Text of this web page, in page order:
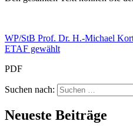
WP/StB Prof. Dr. H.-Michael
ETAF gewählt
PDF
Suchen nach:
Neueste Beiträge